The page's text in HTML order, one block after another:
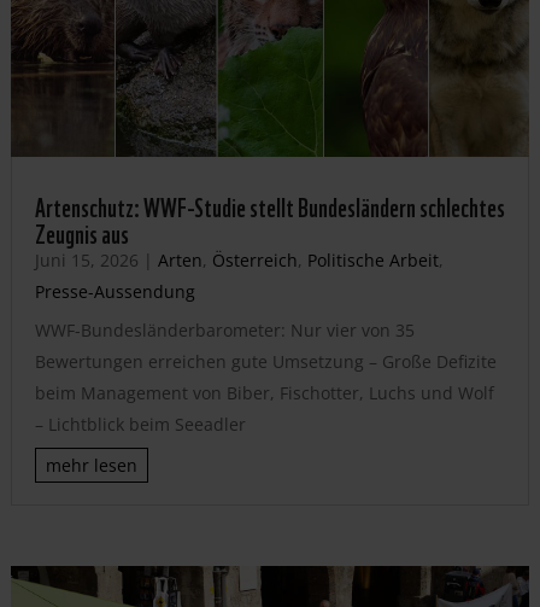
Artenschutz: WWF-Studie stellt Bundesländern schlechtes
Zeugnis aus
Juni 15, 2026 | Arten, Österreich, Politische Arbeit,
Presse-Aussendung
WWF-Bundesländerbarometer: Nur vier von 35
Bewertungen erreichen gute Umsetzung – Große Defizite
beim Management von Biber, Fischotter, Luchs und Wolf
– Lichtblick beim Seeadler
mehr lesen